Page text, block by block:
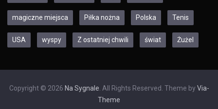
magiczne miejsca Piłka nożna Polska Tenis
USA wyspy Z ostatniej chwili świat Żużel
Copyright © 2026 Na Sygnale . All Rights Reserved. Theme by Via-
Theme